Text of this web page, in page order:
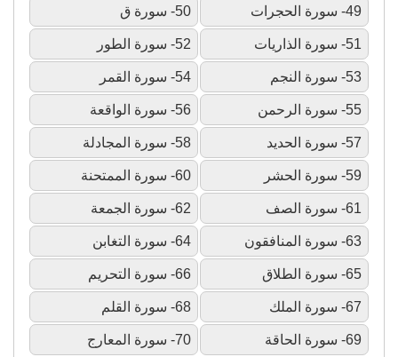
49- سورة الحجرات 50- سورة ق
51- سورة الذاريات 52- سورة الطور
53- سورة النجم 54- سورة القمر
55- سورة الرحمن 56- سورة الواقعة
57- سورة الحديد 58- سورة المجادلة
59- سورة الحشر 60- سورة الممتحنة
61- سورة الصف 62- سورة الجمعة
63- سورة المنافقون 64- سورة التغابن
65- سورة الطلاق 66- سورة التحريم
67- سورة الملك 68- سورة القلم
69- سورة الحاقة 70- سورة المعارج